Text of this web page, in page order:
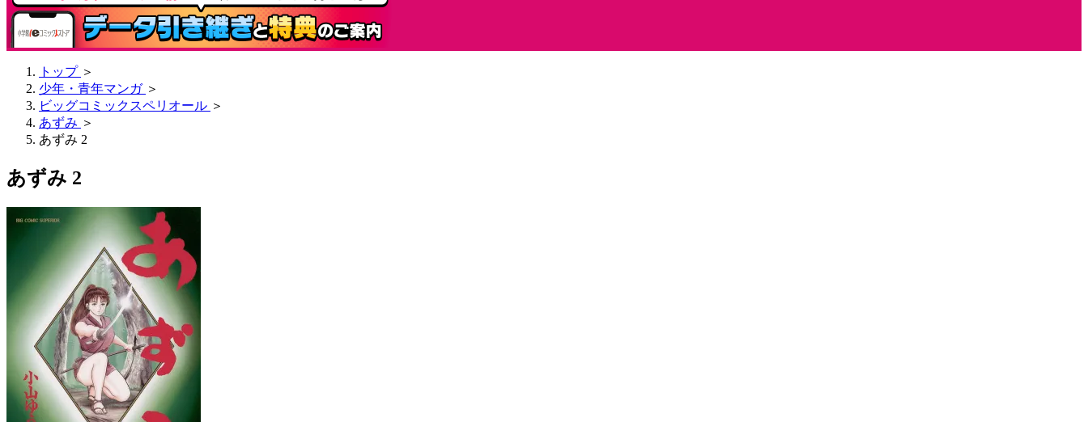
トップ ＞
少年・青年マンガ ＞
ビッグコミックスペリオール ＞
あずみ ＞
あずみ 2
あずみ 2